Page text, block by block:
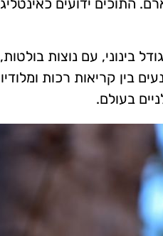
התוכים ידועים
בינוני, עם נוצות
בין קריאות רכות
בעולם.